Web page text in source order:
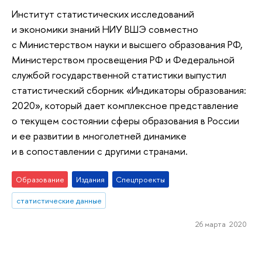
Институт статистических исследований
и экономики знаний НИУ ВШЭ совместно
с Министерством науки и высшего образования РФ,
Министерством просвещения РФ и Федеральной
службой государственной статистики выпустил
статистический сборник «Индикаторы образования:
2020», который дает комплексное представление
о текущем состоянии сферы образования в России
и ее развитии в многолетней динамике
и в сопоставлении с другими странами.
Образование Издания
Спецпроекты
статистические данные
26 марта 2020